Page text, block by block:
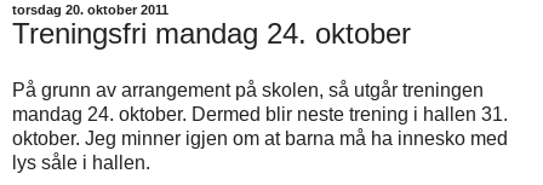
torsdag 20. oktober 2011
Treningsfri mandag 24. oktober
På grunn av arrangement på skolen, så utgår treningen
mandag 24. oktober. Dermed blir neste trening i hallen 31.
oktober. Jeg minner igjen om at barna må ha innesko med
lys såle i hallen.